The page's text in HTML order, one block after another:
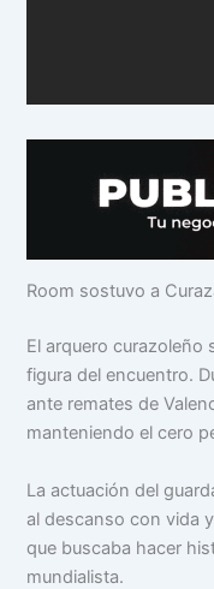
Room sostuvo a
El arquero curazoleño
figura del encuentro.
ante remates de
manteniendo el cero
La actuación del
al descanso con vida
que buscaba hacer
mundialista.